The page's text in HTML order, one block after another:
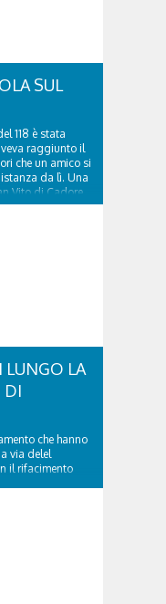
SUL
118 è stata
raggiunto il
che un amico si
da lì. Una
Vito di Cadore
LUNGO LA
DI
che hanno
via delel
il rifacimento